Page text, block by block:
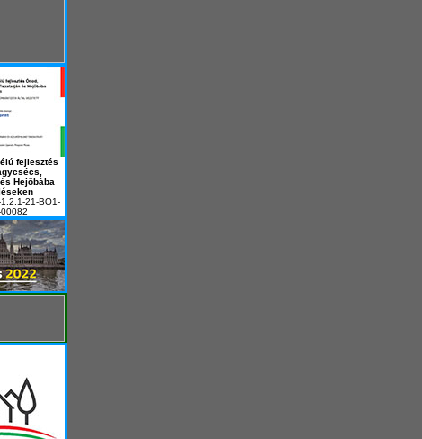
fejlesztés
Hejőbába
21-BO1-